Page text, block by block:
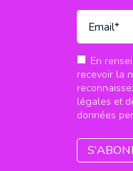
En
recevoir la
légales et
données